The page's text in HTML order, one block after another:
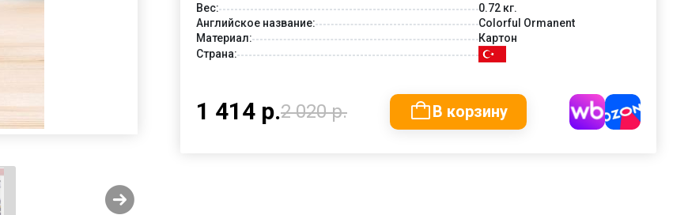
Вес:
0.72 кг.
Английское название:
Colorful Ormanent
Материал:
Картон
Страна:
1 414 р.2 020 р. В корзину